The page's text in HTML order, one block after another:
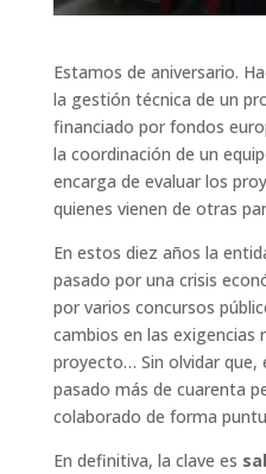
Estamos de aniversario.
la gestión técnica de un
financiado por fondos
la coordinación de un
encarga de evaluar los
quienes vienen de otras
En estos diez años la
pasado por una crisis
por varios concursos
cambios en las exigencias
proyecto… Sin olvidar que,
pasado más de cuarenta
colaborado de forma
En definitiva, la clave es